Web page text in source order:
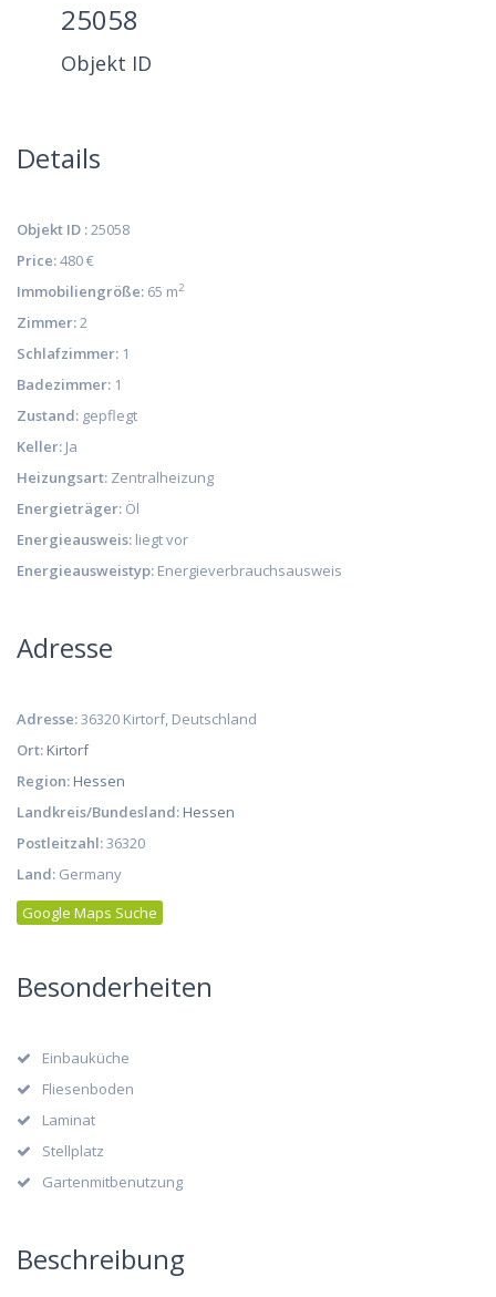
25058
Objekt ID
Details
Objekt ID :25058
Price:480 €
Immobiliengröße: 65 m2
Zimmer:2
Schlafzimmer: 1
Badezimmer: 1
Zustand: gepflegt
Keller: Ja
Heizungsart: Zentralheizung
Energieträger: Öl
Energieausweis: liegt vor
Energieausweistyp: Energieverbrauchsausweis
Adresse
Adresse:36320 Kirtorf, Deutschland
Ort: Kirtorf
Region: Hessen
Landkreis/Bundesland: Hessen
Postleitzahl:36320
Land: Germany
Google Maps Suche
Besonderheiten
Einbauküche
Fliesenboden
Laminat
Stellplatz
Gartenmitbenutzung
Beschreibung